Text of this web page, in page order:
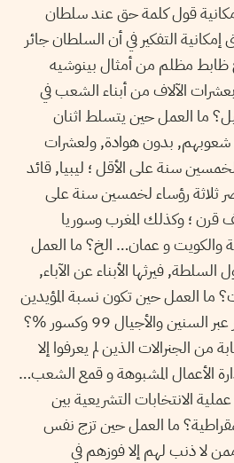
قول كلمة حق عند سلطان
التفكير في أن السلطان جائر
ظابط مظلم من أمثال بينوشيه
الآلاف من أبناء الشعب في
ما العمل حين يتسلط اثنان
بدون هوادة, ولعشرات
سنة على الأقل ؛ ليبيا, قائد
ثلاثة رؤساء لخمسين سنة على
قرن ؛ وكذلك المغرب وسوريا
والكويت و عمان… الخ؟ ما العمل
فيرثها الأبناء عن الآباء,
ما العمل حين تكون نسبة المؤيدين
لهؤلاء الحكام ثابتة لا تتغير عبر السنين والأجيال 99 وكسور %؟
الجنرالات الذين لم يعرفوا إلا
الأعمال المشبوهة و قمع الشعب…
الانتخابات التشريعية بين
ما العمل حين تزج نفس
لا ذنب لهم إلا فوزهم في